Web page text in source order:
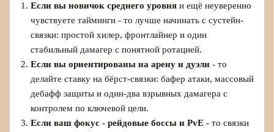
Если вы новичок среднего уровня и ещё неуверенно
чувствуете тайминги - то лучше начинать с сустейн-
связки: простой хилер, фронтлайнер и один
стабильный дамагер с понятной ротацией.
Если вы ориентированы на арену и дуэли - то
делайте ставку на бёрст-связки: бафер атаки, массовый
дебафф защиты и один-два взрывных дамагера с
контролем по ключевой цели.
Если ваш фокус - рейдовые боссы и PvE - то связки